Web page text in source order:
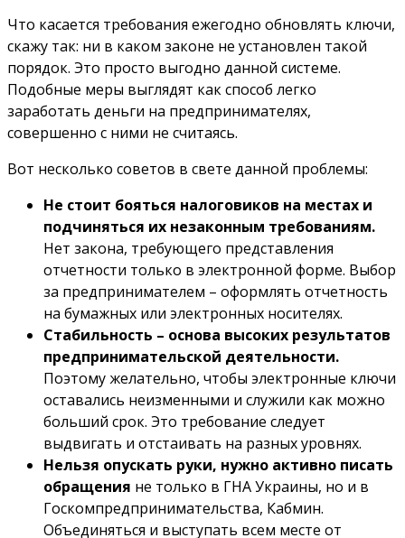
Что касается требования ежегодно обновлять ключи,
скажу так: ни в каком законе не установлен такой
порядок. Это просто выгодно данной системе.
Подобные меры выглядят как способ легко
заработать деньги на предпринимателях,
совершенно с ними не считаясь.
Вот несколько советов в свете данной проблемы:
Не стоит бояться налоговиков на местах и
подчиняться их незаконным требованиям.
Нет закона, требующего представления
отчетности только в электронной форме. Выбор
за предпринимателем – оформлять отчетность
на бумажных или электронных носителях.
Стабильность – основа высоких результатов
предпринимательской деятельности.
Поэтому желательно, чтобы электронные ключи
оставались неизменными и служили как можно
больший срок. Это требование следует
выдвигать и отстаивать на разных уровнях.
Нельзя опускать руки, нужно активно писать
обращения не только в ГНА Украины, но и в
Госкомпредпринимательства, Кабмин.
Объединяться и выступать всем месте от